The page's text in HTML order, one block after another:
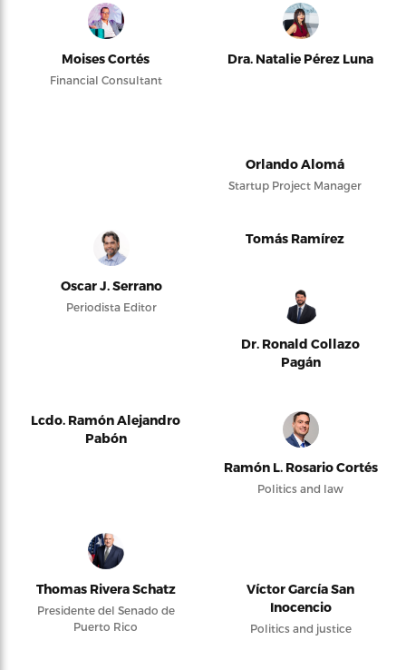
Moises Cortés
Financial Consultant
Dra. Natalie Pérez Luna
Orlando Alomá
Startup Project Manager
Oscar J. Serrano
Periodista Editor
Tomás Ramírez
Dr. Ronald Collazo
Pagán
Lcdo. Ramón Alejandro
Pabón
Ramón L. Rosario Cortés
Politics and law
Thomas Rivera Schatz
Presidente del Senado de
Puerto Rico
Víctor García San
Inocencio
Politics and justice